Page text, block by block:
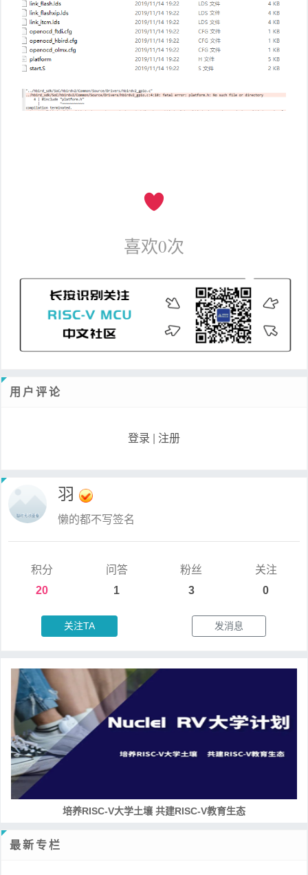
喜欢0次
用户评论
登录 注册
羽
懒的都不写签名
积分
20
问答
1
粉丝
3
关注
0
关注TA 发消息
培养RISC-V大学土壤 共建RISC-V教育生态
最新专栏